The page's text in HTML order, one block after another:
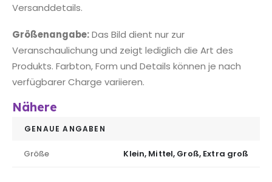
Versanddetails.
Größenangabe:Das Bild dient nur zur
Veranschaulichung und zeigt lediglich die Art des
Produkts. Farbton, Form und Details können je nach
verfügbarer Charge variieren.
Nähere
GENAUE ANGABEN
Größe Klein, Mittel, Groß, Extra groß